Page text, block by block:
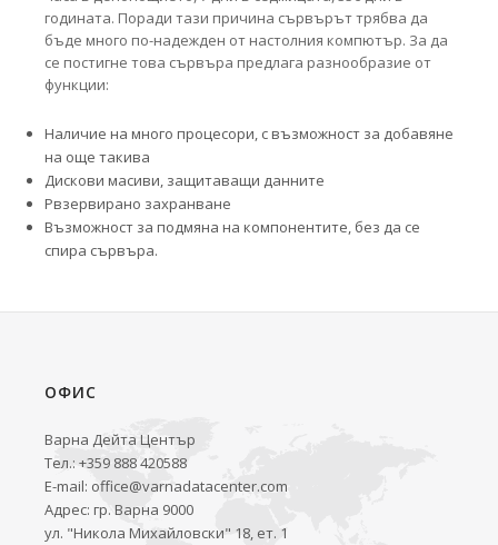
годината. Поради тази причина сървърът трябва да
бъде много по-надежден от настолния компютър. За да
се постигне това сървъра предлага разнообразие от
функции:
Наличие на много процесори, с възможност за добавяне
на още такива
Дискови масиви, защитаващи данните
Рвзервирано захранване
Възможност за подмяна на компонентите, без да се
спира сървъра.
ОФИС
Варна Дейта Център
Тел.: +359 888 420588
E-mail: office@varnadatacenter.com
Адрес: гр. Варна 9000
ул. "Никола Михайловски" 18, ет. 1